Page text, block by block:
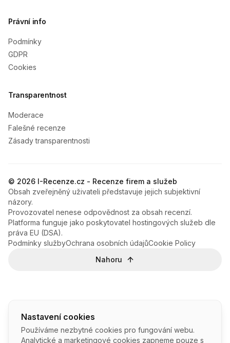
Nastavení cookies
Používáme nezbytné cookies pro fungování webu.
Analytické a marketingové cookies zapneme pouze s
Právní info
Podmínky
GDPR
Cookies
Transparentnost
Moderace
Falešné recenze
Zásady transparentnosti
© 2026 I-Recenze.cz - Recenze firem a služeb
Obsah zveřejněný uživateli představuje jejich subjektivní
názory.
Provozovatel nenese odpovědnost za obsah recenzí.
Platforma funguje jako poskytovatel hostingových služeb dle
práva EU (DSA).
Podmínky službyOchrana osobních údajůCookie Policy
Nahoru